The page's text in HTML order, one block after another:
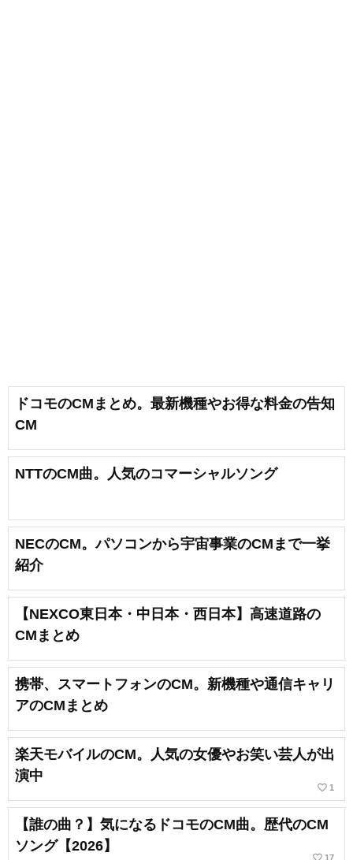
ドコモのCMまとめ。最新機種やお得な料金の告知
CM
NTTのCM曲。人気のコマーシャルソング
NECのCM。パソコンから宇宙事業のCMまで一挙
紹介
【NEXCO東日本・中日本・西日本】高速道路の
CMまとめ
携帯、スマートフォンのCM。新機種や通信キャリ
アのCMまとめ
楽天モバイルのCM。人気の女優やお笑い芸人が出
演中
favorite_border 1
【誰の曲？】気になるドコモのCM曲。歴代のCM
ソング【2026】
17